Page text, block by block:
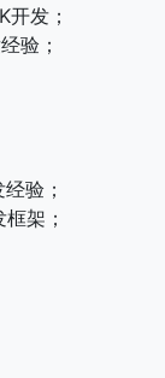
发；
验；
验；
架；